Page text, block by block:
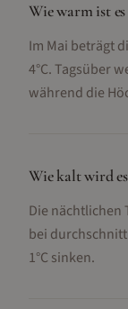
Wie warm ist
Im Mai beträgt
4°C. Tagsüber
während die
Wie kalt wird
Die nächtlichen
bei
1°C sinken.